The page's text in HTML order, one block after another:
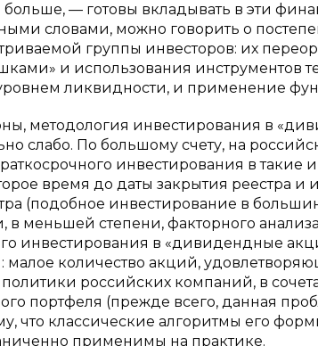
больше, — готовы вкладывать в эти
словами, можно говорить о
группы инвесторов: их
и использования инструментов
ликвидности, и применение
методология инвестирования в
слабо. По большому счету, на
инвестирования в
время до даты закрытия реестра
(подобное инвестирование в
в меньшей степени, факторного
инвестирования в «дивидендные
малое количество акций,
российских компаний, в
портфеля (прежде всего, данная
что классические алгоритмы его
применимы на практике.